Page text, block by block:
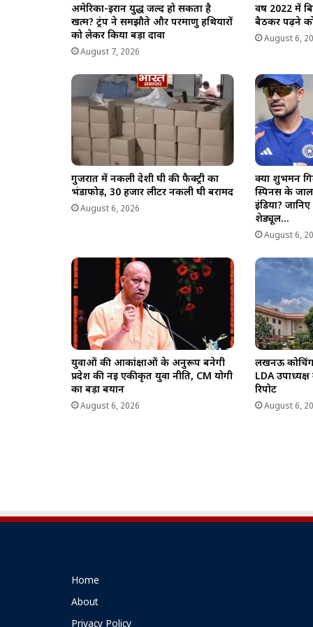
अमेरिका-ईरान युद्ध जल्द हो सकता है
खत्म? ट्रंप ने समझौते और परमाणु हथियारों
को लेकर किया बड़ा दावा
August 7, 2026
वर्ष 2022 में
बैठकर पढ़ने को
August 6,
गुजरात में नकली देशी घी की फैक्ट्री का
भंडाफोड़, 30 हजार लीटर नकली घी बरामद
August 6, 2026
क्या शुभमन
स्पिनर्स के
इंडिया?
शेड्यूल…
August 6,
युवाओं की आकांक्षाओं के अनुरूप बनेगी
प्रदेश की नई एकीकृत युवा नीति, CM योगी
का बड़ा बयान
August 6, 2026
लखनऊ कोचिंग
LDA
रिपोर्ट
August 6,
Home
About